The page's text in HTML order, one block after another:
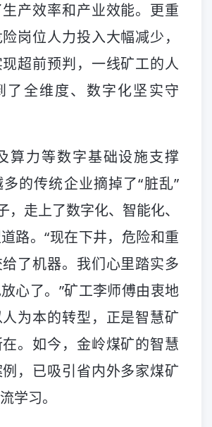
产效率和产业效能。更重
岗位人力投入大幅减少，
超前预判，一线矿工的人
了全维度、数字化坚实守
算力等数字基础设施支撑
的传统企业摘掉了“脏乱”
，走上了数字化、智能化、
路。“现在下井，危险和重
了机器。我们心里踏实多
心了。”矿工李师傅由衷地
为本的转型，正是智慧矿
。如今，金岭煤矿的智慧
，已吸引省内外多家煤矿
学习。